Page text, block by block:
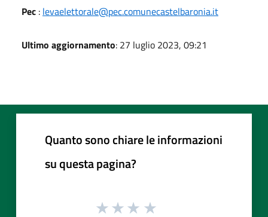
Pec : levaelettorale@pec.comunecastelbaronia.it
Ultimo aggiornamento: 27 luglio 2023, 09:21
Quanto sono chiare le informazioni
su questa pagina?